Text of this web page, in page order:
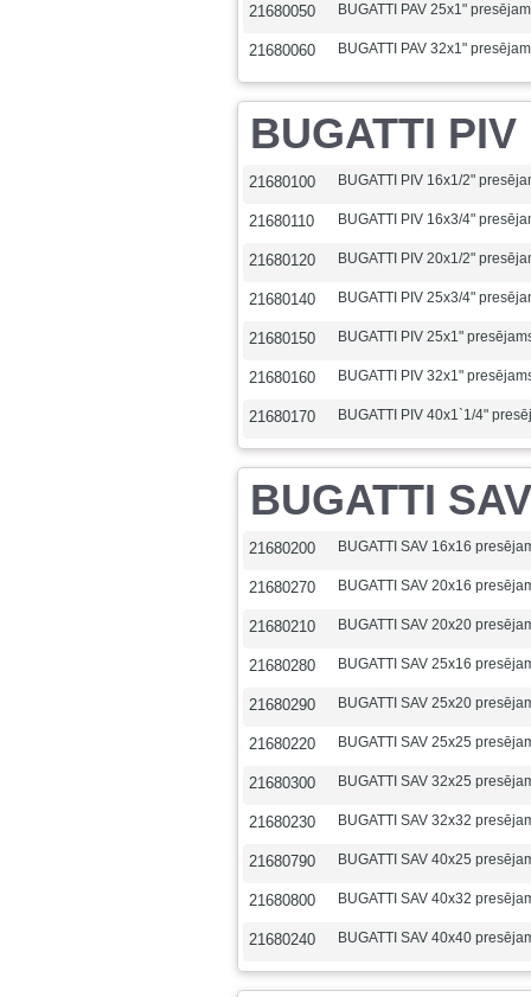
21680050 BUGATTI PAV 25x1"
21680060 BUGATTI PAV 32x1"
BUGATTI
21680100 BUGATTI PIV 16x1/2"
21680110 BUGATTI PIV 16x3/4"
21680120 BUGATTI PIV 20x1/2"
21680140 BUGATTI PIV 25x3/4"
21680150 BUGATTI PIV 25x1"
21680160 BUGATTI PIV 32x1"
21680170 BUGATTI PIV 40x1`1/4"
BUGATTI
21680200 BUGATTI SAV 16x16
21680270 BUGATTI SAV 20x16
21680210 BUGATTI SAV 20x20
21680280 BUGATTI SAV 25x16
21680290 BUGATTI SAV 25x20
21680220 BUGATTI SAV 25x25
21680300 BUGATTI SAV 32x25
21680230 BUGATTI SAV 32x32
21680790 BUGATTI SAV 40x25
21680800 BUGATTI SAV 40x32
21680240 BUGATTI SAV 40x40